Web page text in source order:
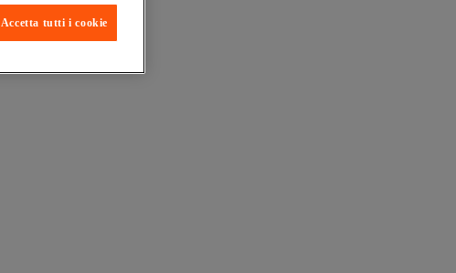
Accetta tutti i cookie